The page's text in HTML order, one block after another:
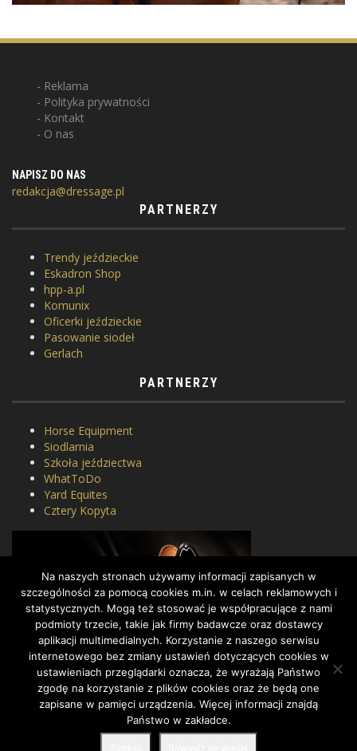
Reklama
Polityka prywatności
Kontakt
O nas
NAPISZ DO NAS
redakcja@dressage.pl
PARTNERZY
Trendy jeździeckie
Eskadron Shop
hpp-a.pl
Komunix
Oficerki jeździeckie
Pasowanie siodeł
Gerlach
PARTNERZY
Horse Equipment
Siodlarnia
Szkoła jeździectwa
WhatToDo
Yard Equites
Cztery Kopyta
Na naszych stronach używamy informacji zapisanych w
szczególności za pomocą cookies m.in. w celach reklamowych i
statystycznych. Mogą też stosować je współpracujące z nami
podmioty trzecie, takie jak firmy badawcze oraz dostawcy
aplikacji multimedialnych. Korzystanie z naszego serwisu
internetowego bez zmiany ustawień dotyczących cookies w
ustawieniach przeglądarki oznacza, że wyrażają Państwo
zgodę na korzystanie z plików cookies oraz że będą one
zapisane w pamięci urządzenia. Więcej informacji znajdą
Państwo w zakładce.